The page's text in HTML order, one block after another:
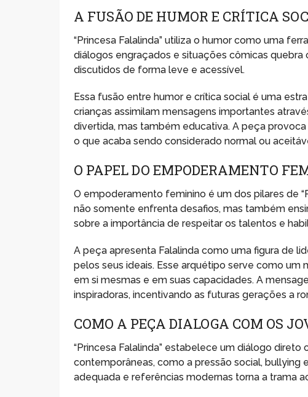
A FUSÃO DE HUMOR E CRÍTICA
“Princesa Falalinda” utiliza o humor como uma
diálogos engraçados e situações cômicas quebra
discutidos de forma leve e acessível.
Essa fusão entre humor e crítica social é uma
crianças assimilam mensagens importantes
divertida, mas também educativa. A peça
o que acaba sendo considerado normal ou
O PAPEL DO EMPODERAMENTO
O empoderamento feminino é um dos pilares de
não somente enfrenta desafios, mas também
sobre a importância de respeitar os talentos e
A peça apresenta Falalinda como uma figura de
pelos seus ideais. Esse arquétipo serve como um
em si mesmas e em suas capacidades. A
inspiradoras, incentivando as futuras gerações a
COMO A PEÇA DIALOGA COM OS
“Princesa Falalinda” estabelece um diálogo
contemporâneas, como a pressão social, bullying
adequada e referências modernas torna a trama